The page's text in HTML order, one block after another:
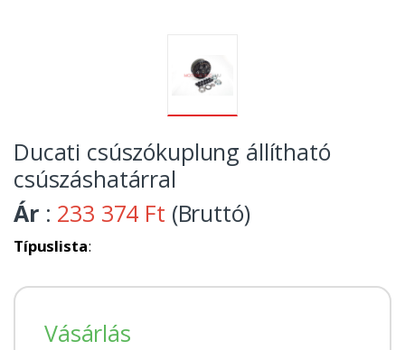
Ducati csúszókuplung állítható
csúszáshatárral
Ár : 233 374 Ft (Bruttó)
Típuslista:
Vásárlás